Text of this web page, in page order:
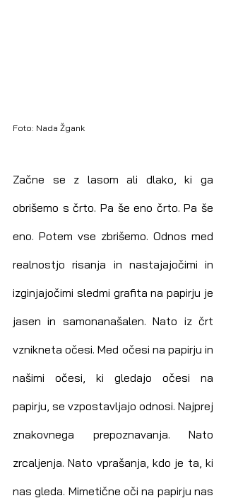
Foto: Nada Žgank
Začne se z lasom ali dlako, ki ga
obrišemo s črto. Pa še eno črto. Pa še
eno. Potem vse zbrišemo. Odnos med
realnostjo risanja in nastajajočimi in
izginjajočimi sledmi grafita na papirju je
jasen in samonanašalen. Nato iz črt
vznikneta očesi. Med očesi na papirju in
našimi očesi, ki gledajo očesi na
papirju, se vzpostavljajo odnosi. Najprej
znakovnega prepoznavanja. Nato
zrcaljenja. Nato vprašanja, kdo je ta, ki
nas gleda. Mimetične oči na papirju nas